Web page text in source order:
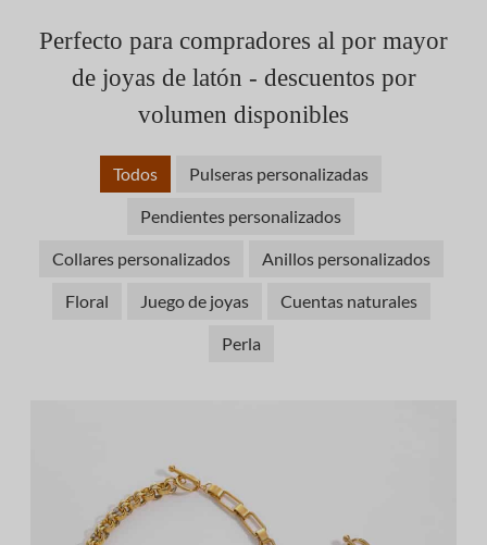
Perfecto para compradores al por mayor
de joyas de latón - descuentos por
volumen disponibles
Todos Pulseras personalizadas
Pendientes personalizados
Collares personalizados Anillos personalizados
Floral Juego de joyas Cuentas naturales
Perla